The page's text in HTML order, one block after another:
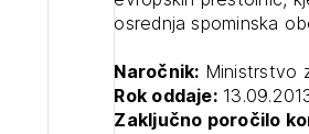
osrednja spominska
Naročnik: Ministrstvo
Rok oddaje:
Zaključno poročilo